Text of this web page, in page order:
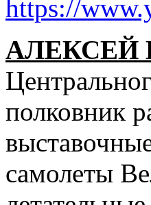
https://
АЛЕКСЕЙ
полковник
самолеты